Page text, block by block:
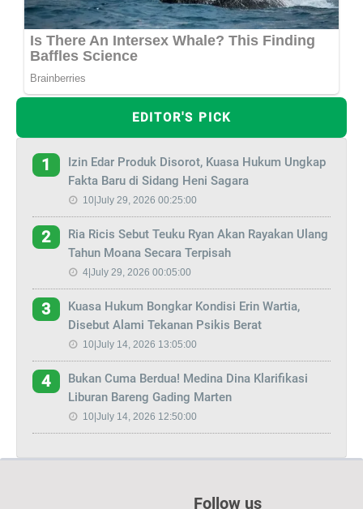
EDITOR'S PICK
1
Izin Edar Produk Disorot, Kuasa Hukum Ungkap
Fakta Baru di Sidang Heni Sagara
10|July 29, 2026 00:25:00
2
Ria Ricis Sebut Teuku Ryan Akan Rayakan Ulang
Tahun Moana Secara Terpisah
4|July 29, 2026 00:05:00
3
Kuasa Hukum Bongkar Kondisi Erin Wartia,
Disebut Alami Tekanan Psikis Berat
10|July 14, 2026 13:05:00
4
Bukan Cuma Berdua! Medina Dina Klarifikasi
Liburan Bareng Gading Marten
10|July 14, 2026 12:50:00
Follow us